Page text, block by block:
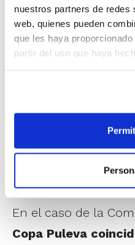
nuestros partners de redes
web, quienes pueden
que les haya
partir del uso que haya
clasificados de
posición final en la
Autónoma. La Copa
comunidades
culmen el día 21 de
se disputará la Gran
de los mejores
de cada una de las
En el caso de la
Copa Puleva